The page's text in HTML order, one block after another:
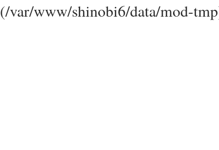
(/var/www/shinobi6/data/mod-